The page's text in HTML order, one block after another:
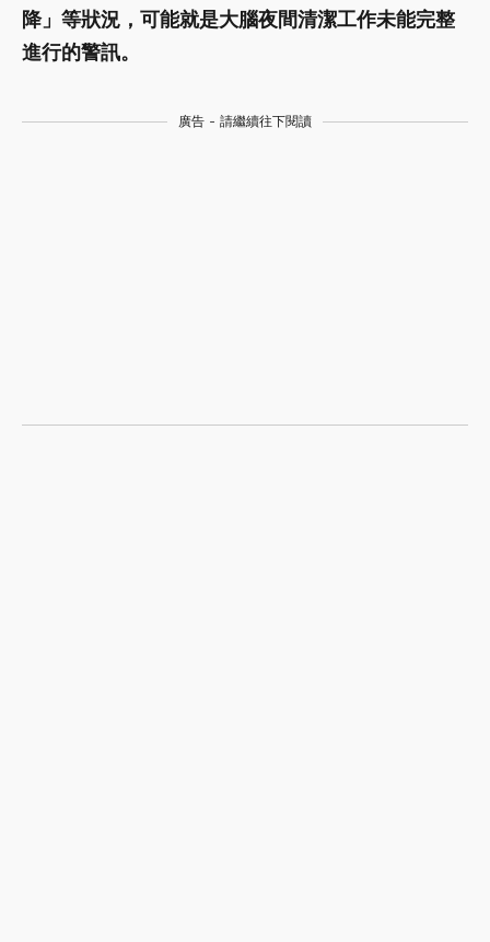
降」等狀況，可能就是大腦夜間清潔工作未能完整
進行的警訊。
廣告 - 請繼續往下閱讀